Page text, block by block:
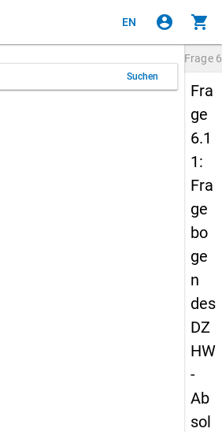
EN account_circle shopping_cart
Suchen
Frage
Fra
ge
6.1
1:
Fra
ge
bo
ge
n
des
DZ
HW
-
Ab
sol